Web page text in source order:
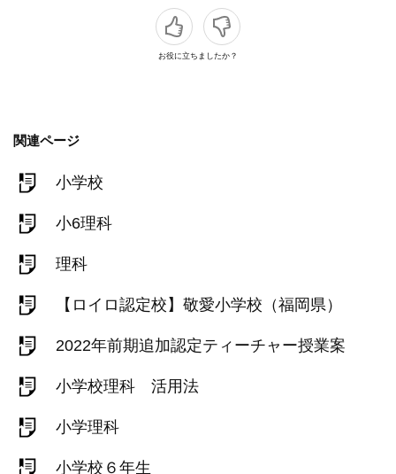
お役に立ちましたか？
関連ページ
小学校
小6理科
理科
【ロイロ認定校】敬愛小学校（福岡県）
2022年前期追加認定ティーチャー授業案
小学校理科 活用法
小学理科
小学校６年生